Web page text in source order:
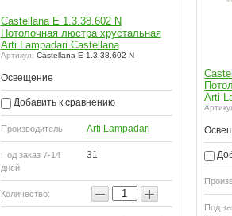
Castellana E 1.3.38.602 N
Потолочная люстра хрустальная
Arti Lampadari Castellana
Артикул: Castellana E 1.3.38.602 N
Освещение
Добавить к сравнению
Производитель Arti Lampadari
Под заказ 7-14
дней
31
Количество: − +
Arti
Под